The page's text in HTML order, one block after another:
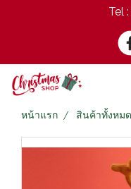
Tel
หน้าแรก สินค้าทั้งหมด